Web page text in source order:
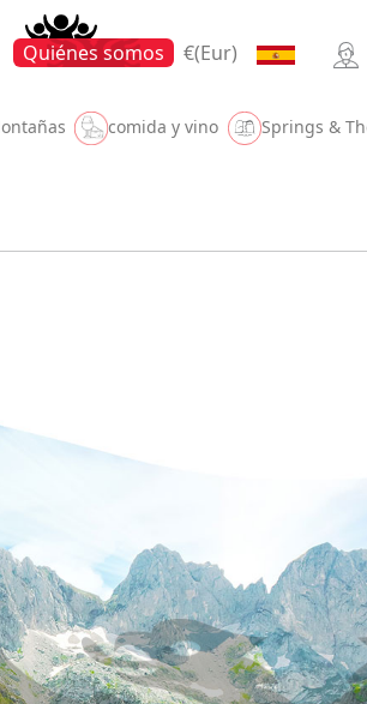
Quiénes somos €(Eur)
comida y vino Springs &